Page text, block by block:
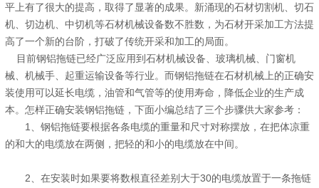
平上有了很大的提高，取得了显著的成果。新涌现的石材切割机、切石
机、切边机、中切机等石材机械设备数不胜数，为石材开采加工方法提
高了一个新的台阶，打破了传统开采和加工的局面。
目前钢铝拖链已经广泛应用到石材机械设备、玻璃机械、门窗机
械、机械手、起重运输设备等行业。而钢铝拖链在石材机械上的正确安
装使用可以延长电缆，油管和气管等的使用寿命，降低企业的生产成
本。怎样正确安装钢铝拖链，下面小编总结了三个步骤供大家参考：
1、钢铝拖链要根据各条电缆的重量和尺寸对称摆放，在把体凉重
的和大的电缆放在两侧，把轻的和小的电缆放在中间。
2、在安装时如果要将数根直径差别大于30的电缆放置于一条拖链